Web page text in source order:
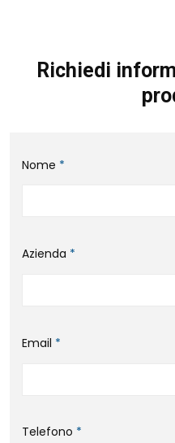
Richiedi
Nome *
Azienda *
Email *
Telefono *